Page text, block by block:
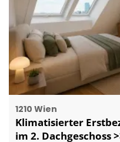
1210 Wien
Klimatisierter
im 2. Dachgeschoss